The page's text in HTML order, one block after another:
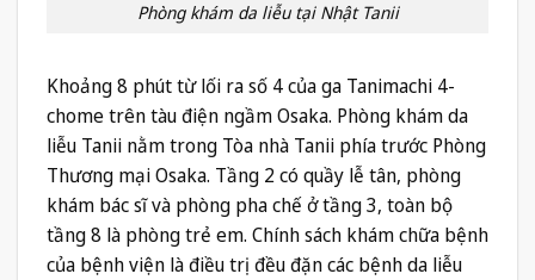
Phòng khám da liễu tại Nhật Tanii
Khoảng 8 phút từ lối ra số 4 của ga Tanimachi 4-
chome trên tàu điện ngầm Osaka. Phòng khám da
liễu Tanii nằm trong Tòa nhà Tanii phía trước Phòng
Thương mại Osaka. Tầng 2 có quầy lễ tân, phòng
khám bác sĩ và phòng pha chế ở tầng 3, toàn bộ
tầng 8 là phòng trẻ em. Chính sách khám chữa bệnh
của bệnh viện là điều trị đều đặn các bệnh da liễu